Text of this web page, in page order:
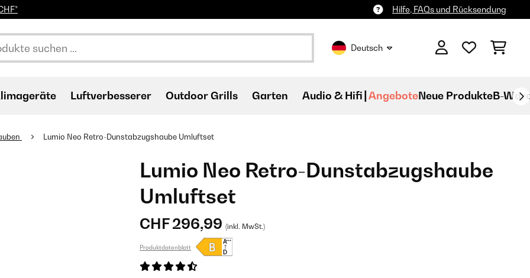
Hilfe, FAQs und Rücksendung
Deutsch
Luftverbesserer Outdoor Grills Garten Audio & Hifi AngeboteNeue ProdukteB-
Lumio Neo Retro-Dunstabzugshaube Umluftset
Lumio Neo Retro-Dunstabzugshaube
Umluftset
CHF 296,99 (inkl. MwSt.)
Produktdatenblatt